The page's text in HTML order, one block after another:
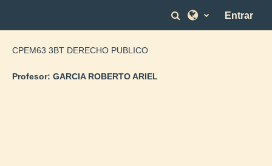
Selector de
Entrar
CPEM63 3BT DERECHO PUBLICO
Profesor: GARCIA ROBERTO ARIEL